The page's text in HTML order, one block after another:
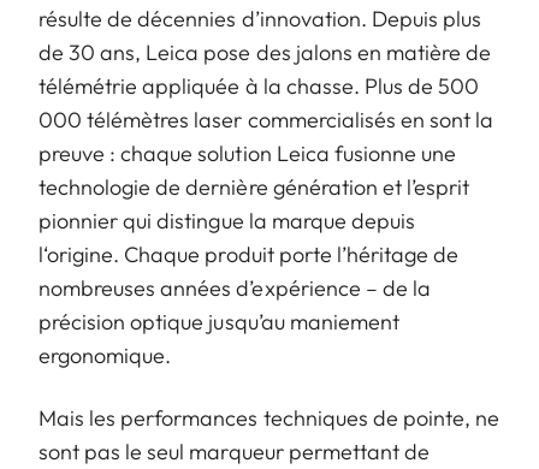
résulte de décennies d’innovation. Depuis plus
de 30 ans, Leica pose des jalons en matière de
télémétrie appliquée à la chasse. Plus de 500
000 télémètres laser commercialisés en sont la
preuve : chaque solution Leica fusionne une
technologie de dernière génération et l’esprit
pionnier qui distingue la marque depuis
l‘origine. Chaque produit porte l’héritage de
nombreuses années d’expérience – de la
précision optique jusqu’au maniement
ergonomique.
Mais les performances techniques de pointe, ne
sont pas le seul marqueur permettant de